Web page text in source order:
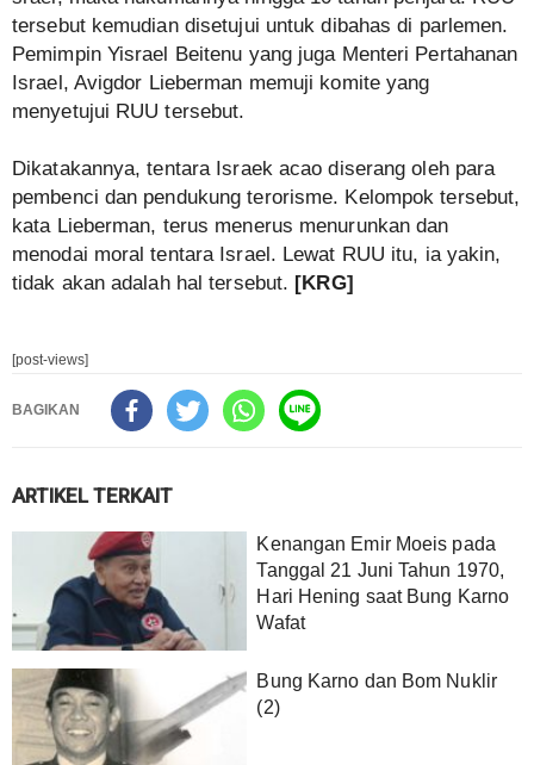
tersebut kemudian disetujui untuk dibahas di parlemen.
Pemimpin Yisrael Beitenu yang juga Menteri Pertahanan
Israel, Avigdor Lieberman memuji komite yang
menyetujui RUU tersebut.
Dikatakannya, tentara Israek acao diserang oleh para
pembenci dan pendukung terorisme. Kelompok tersebut,
kata Lieberman, terus menerus menurunkan dan
menodai moral tentara Israel. Lewat RUU itu, ia yakin,
tidak akan adalah hal tersebut. [KRG]
[post-views]
BAGIKAN
ARTIKEL TERKAIT
Kenangan Emir Moeis pada
Tanggal 21 Juni Tahun 1970,
Hari Hening saat Bung Karno
Wafat
Bung Karno dan Bom Nuklir
(2)